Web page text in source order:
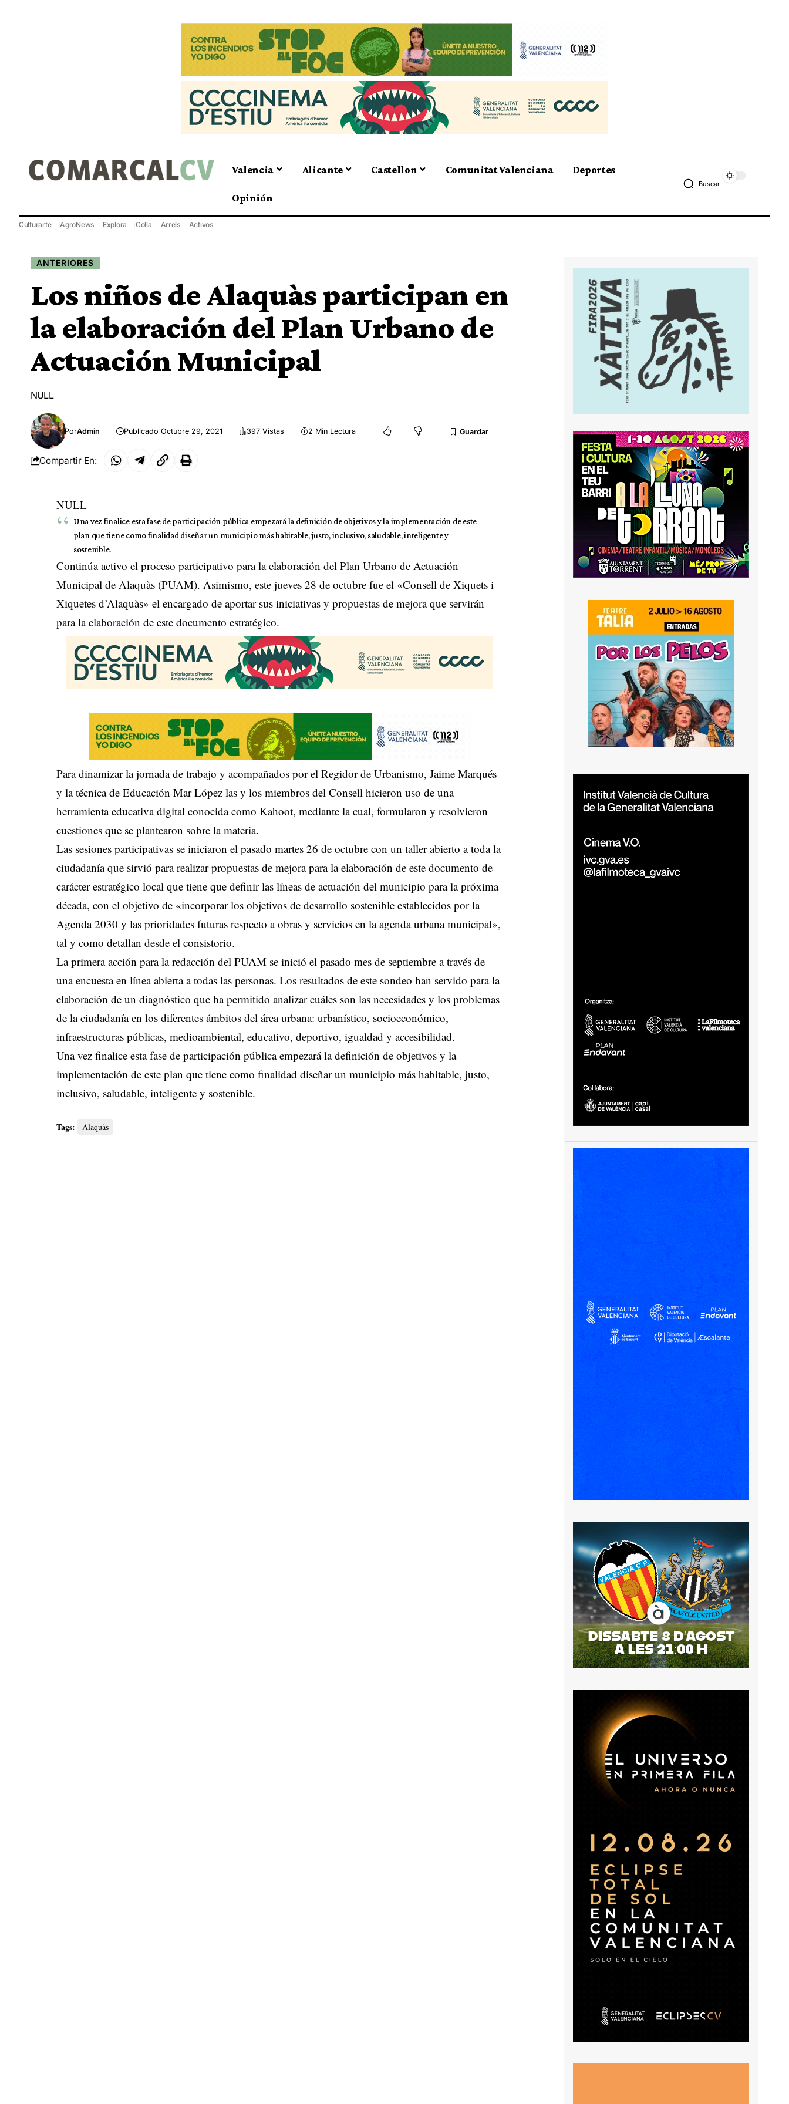
Valencia Alicante Castellon Comunitat Valenciana Deportes
Opinión
Buscar
Culturarte AgroNews Explora Colla Arrels Activos
ANTERIORES
Los niños de Alaquàs participan en
la elaboración del Plan Urbano de
Actuación Municipal
NULL
PorAdmin Publicado Octubre 29, 2021 397 Vistas 2 Min Lectura
Compartir En:
NULL
Una vez finalice esta fase de participación pública empezará la definición de objetivos y la implementación de este
plan que tiene como finalidad diseñar un municipio más habitable, justo, inclusivo, saludable, inteligente y
sostenible.
Continúa activo el proceso participativo para la elaboración del Plan Urbano de Actuación
Municipal de Alaquàs (PUAM). Asimismo, este jueves 28 de octubre fue el «Consell de Xiquets i
Xiquetes d’Alaquàs» el encargado de aportar sus iniciativas y propuestas de mejora que servirán
para la elaboración de este documento estratégico.
Para dinamizar la jornada de trabajo y acompañados por el Regidor de Urbanismo, Jaime Marqués
y la técnica de Educación Mar López las y los miembros del Consell hicieron uso de una
herramienta educativa digital conocida como Kahoot, mediante la cual, formularon y resolvieron
cuestiones que se plantearon sobre la materia.
Las sesiones participativas se iniciaron el pasado martes 26 de octubre con un taller abierto a toda la
ciudadanía que sirvió para realizar propuestas de mejora para la elaboración de este documento de
carácter estratégico local que tiene que definir las líneas de actuación del municipio para la próxima
década, con el objetivo de «incorporar los objetivos de desarrollo sostenible establecidos por la
Agenda 2030 y las prioridades futuras respecto a obras y servicios en la agenda urbana municipal»,
tal y como detallan desde el consistorio.
La primera acción para la redacción del PUAM se inició el pasado mes de septiembre a través de
una encuesta en línea abierta a todas las personas. Los resultados de este sondeo han servido para la
elaboración de un diagnóstico que ha permitido analizar cuáles son las necesidades y los problemas
de la ciudadanía en los diferentes ámbitos del área urbana: urbanístico, socioeconómico,
infraestructuras públicas, medioambiental, educativo, deportivo, igualdad y accesibilidad.
Una vez finalice esta fase de participación pública empezará la definición de objetivos y la
implementación de este plan que tiene como finalidad diseñar un municipio más habitable, justo,
inclusivo, saludable, inteligente y sostenible.
Tags: Alaquàs